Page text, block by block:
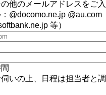
他のメールアドレスをご入
：@docomo.ne.jp @au.com
等）
いの上、日程は担当者と